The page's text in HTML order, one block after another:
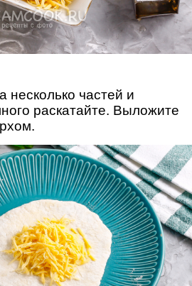
несколько частей и
раскатайте. Выложите